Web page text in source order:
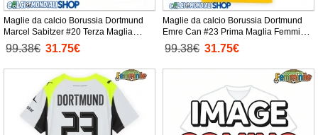
Maglie da calcio Borussia Dortmund
Marcel Sabitzer #20 Terza Maglia
Femminile 2025-26 Manica Corta
99.38€ 31.75€
Maglie da calcio Borussia Dortmund
Emre Can #23 Prima Maglia Femminile
2025-26 Manica Corta
99.38€ 31.75€